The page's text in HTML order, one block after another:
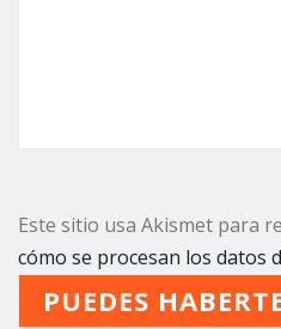
Este sitio usa Akismet para
cómo se procesan los datos
PUEDES